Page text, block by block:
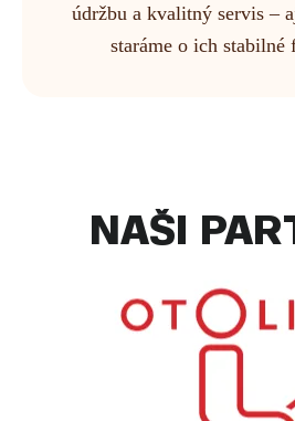
údržbu a kvalitný servis –
staráme o ich stabilné
NAŠI